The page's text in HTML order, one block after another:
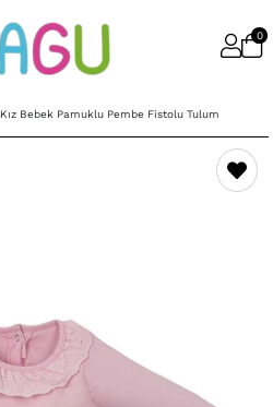
0
Kız Bebek Pamuklu Pembe Fistolu Tulum